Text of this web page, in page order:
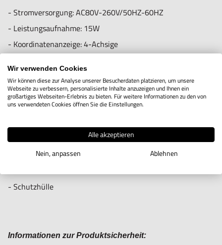
Verletzungen führen.
Importeur/Hersteller:
Hogetex/Kometex B.V., Gesinkkampstraat 1,7051 HR
Varsseveld/ Netherlands, email: Info@hogetex.com
- Stromversorgung: AC80V-260V/50HZ-60HZ
- Leistungsaufnahme: 15W
- Koordinatenanzeige: 4-Achsige
- Eingangsfrequenz: =4MHZ
- Auflösung: 0,1um, 0,2um, 1um, 2um, 2,5um, 5um, 10um
- Montagehalterung Modell CZ O
- Gebrauchsanweisung
- Schutzhülle
Informationen zur Produktsicherheit:
Wir verwenden Cookies
Wir können diese zur Analyse unserer Besucherdaten platzieren, um unsere
Webseite zu verbessern, personalisierte Inhalte anzuzeigen und Ihnen ein
großartiges Webseiten-Erlebnis zu bieten. Für weitere Informationen zu den von
uns verwendeten Cookies öffnen Sie die Einstellungen.
Alle akzeptieren
Nein, anpassen
Ablehnen